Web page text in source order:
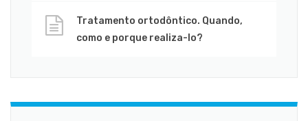
Tratamento ortodôntico. Quando,
como e porque realiza-lo?